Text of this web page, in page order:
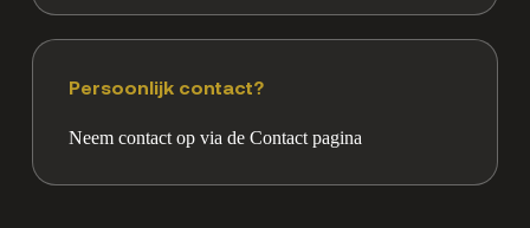
Persoonlijk contact?
Neem contact op via de Contact pagina